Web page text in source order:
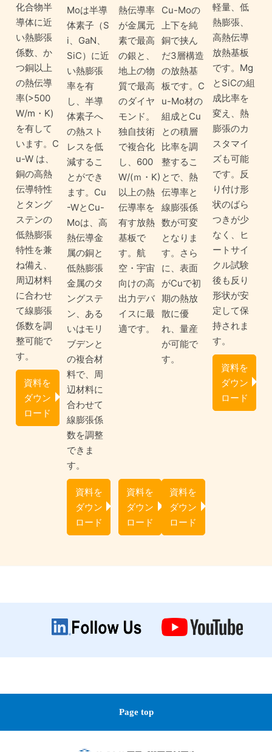
化合物半
導体に近
い熱膨張
係数、か
つ銅以上
の熱伝導
率(>500
W/m・K)
を有して
います。C
u-W は、
銅の高熱
伝導特性
とタング
ステンの
低熱膨張
特性を兼
ね備え、
周辺材料
に合わせ
て線膨張
係数を調
整可能で
す。
資料を
ダウン
ロード
Moは半導
体素子（S
i、GaN、
SiC）に近
い熱膨張
率を有
し、半導
体素子へ
の熱スト
レスを低
減するこ
とができ
ます。Cu
-WとCu-
Moは、高
熱伝導金
属の銅と
低熱膨張
金属のタ
ングステ
ン、ある
いはモリ
ブデンと
の複合材
料で、周
辺材料に
合わせて
線膨張係
数を調整
できま
す。
資料を
ダウン
ロード
熱伝導率
が金属元
素で最高
の銀と、
地上の物
質で最高
のダイヤ
モンド。
独自技術
で複合化
し、600
W/(ｍ・K)
以上の熱
伝導率を
有す放熱
基板で
す。航
空・宇宙
向けの高
出力デバ
イスに最
適です。
資料を
ダウン
ロード
Cu-Moの
上下を純
銅で挟ん
だ3層構造
の放熱基
板です。C
u-Mo材の
組成とCu
との積層
比率を調
整するこ
とで、熱
伝導率と
線膨張係
数が可変
となりま
す。さら
に、表面
がCuで初
期の熱放
散に優
れ、量産
が可能で
す。
資料を
ダウン
ロード
軽量、低
熱膨張、
高熱伝導
放熱基板
です。Mg
とSiCの組
成比率を
変え、熱
膨張のカ
スタマイ
ズも可能
です。反
り付け形
状のばら
つきが少
なく、ヒ
ートサイ
クル試験
後も反り
形状が安
定して保
持されま
す。
資料を
ダウン
ロード
Page top